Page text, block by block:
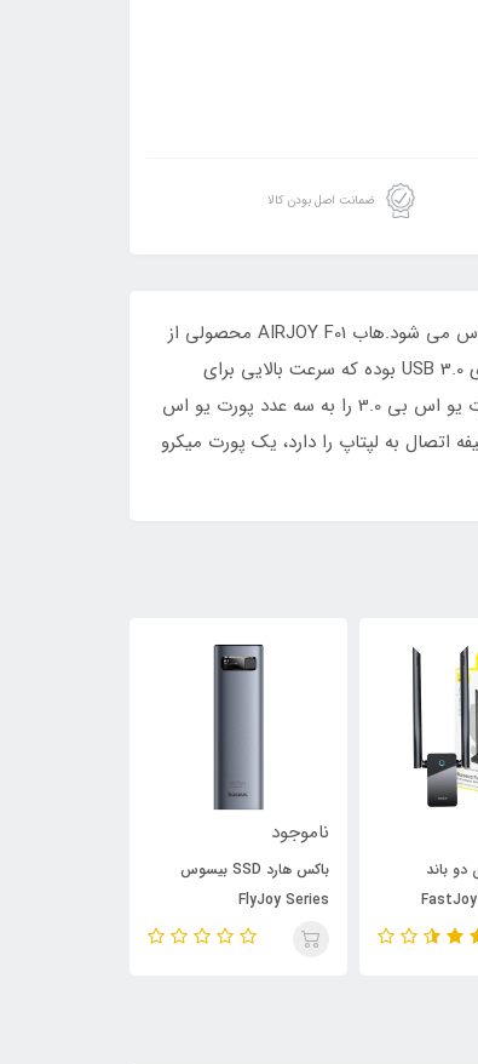
ضمانت اصل بودن کالا
بیشتر افرادی که در طول روز با لپ تاپ کار می کنند با کمبود پورت مواجه شده اند و در آن لحظه است که وجود یک هاب به شدت احساس می شود.هاب AIRJOY F01 محصولی از
کمپانی Baseus بوده که 4 پورت USB و یک پورت Micro USB را در اختیار شما می گذارد.یکی از پورت های این محصول مجهز به فناوری USB 3.0 بوده که سرعت بالایی برای
انتقال اطلاعات داشته و در روی هاب قرار گرفته است. پشتیبانی همزمان از 5 پورت هاب آداپتور یو اس بی 3.0 به USB بیسوس یک پورت یو اس بی 3.0 را به سه عدد پورت یو اس
بی ورژن 3 تبدیل می کند که همزمان با هم کار میکنند. همچنین در کنار کابل اتصال یو اس بی 3.0 که وظیفه اتصال به لپتاپ را دارد، یک پورت میکرو
دو باند
بیسوس مدل FastJoy
ناموجود
باکس هارد SSD بیسوس
FlyJoy Series
B00760600811-00